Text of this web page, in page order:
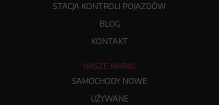
STACJA KONTROLI POJAZDÓW
BLOG
KONTAKT
NASZE MARKI:
SAMOCHODY NOWE
UŻYWANE